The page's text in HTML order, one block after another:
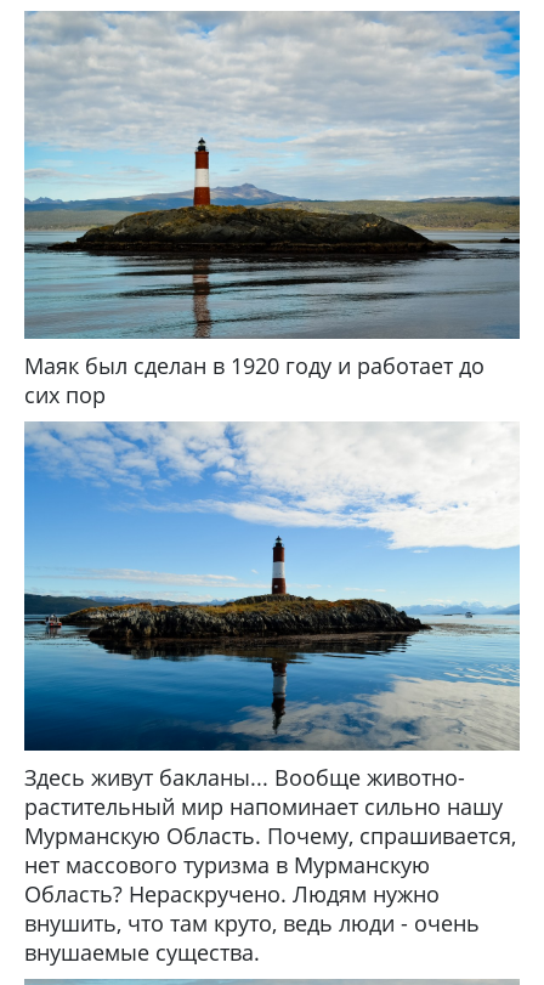
Маяк был сделан в 1920 году и работает до
сих пор
Здесь живут бакланы... Вообще животно-
растительный мир напоминает сильно нашу
Мурманскую Область. Почему, спрашивается,
нет массового туризма в Мурманскую
Область? Нераскручено. Людям нужно
внушить, что там круто, ведь люди - очень
внушаемые существа.